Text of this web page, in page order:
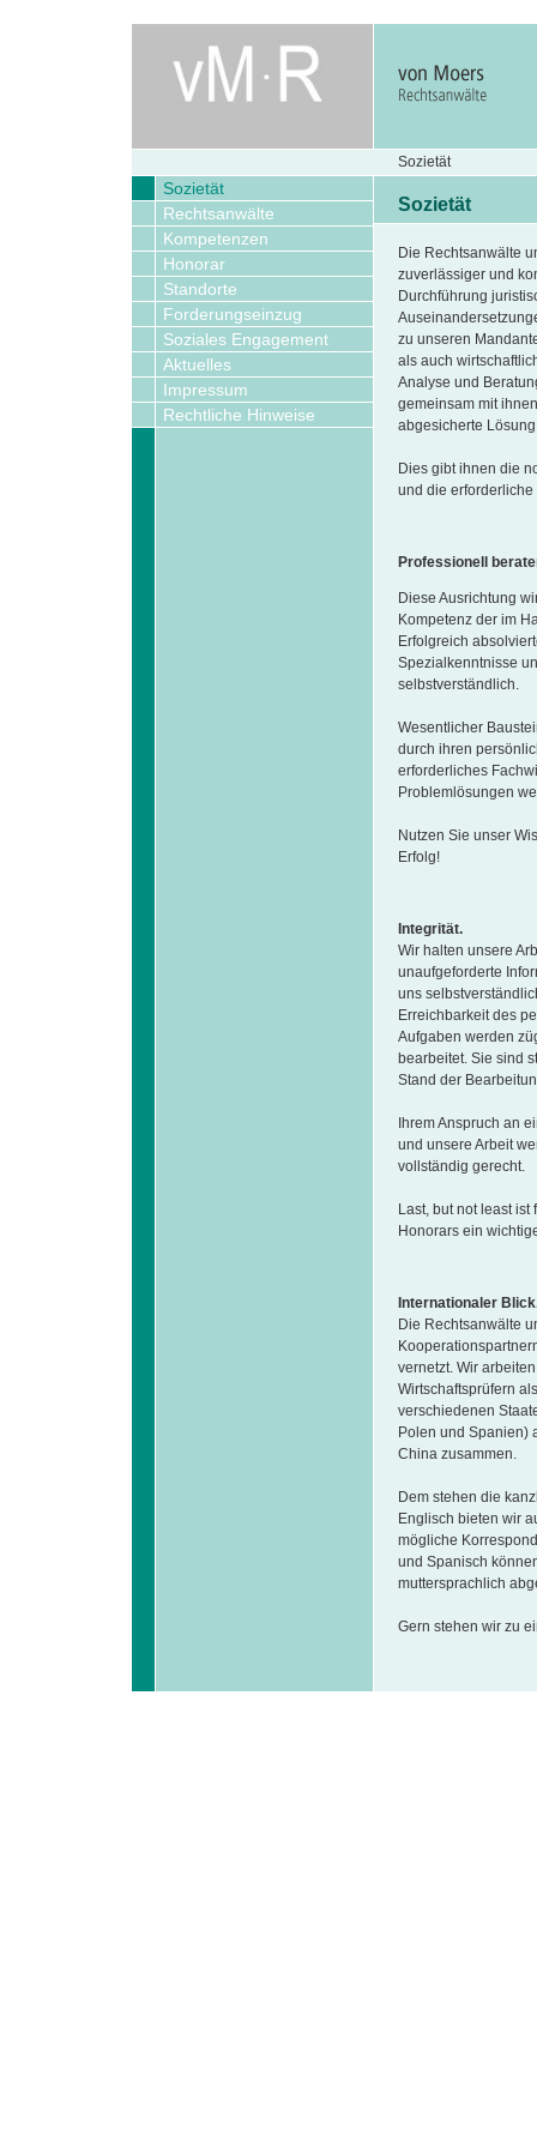
Sozietät
Sozietät
Rechtsanwälte
Kompetenzen
Honorar
Standorte
Forderungseinzug
Soziales Engagement
Aktuelles
Impressum
Rechtliche Hinweise
Sozietät
Die Rechtsanwälte
zuverlässiger und
Durchführung
zu unseren
als auch
Analyse und
gemeinsam mit
abgesicherte
Dies gibt ihnen die
und die
Professionell
Diese Ausrichtung
Kompetenz der im
Erfolgreich
Spezialkenntnisse
selbstverständlich.
Wesentlicher
durch ihren
erforderliches
Problemlösungen
Nutzen Sie unser
Erfolg!
Integrität.
Wir halten unsere
unaufgeforderte
uns
Erreichbarkeit des
Aufgaben werden
bearbeitet. Sie sind
Stand der
Ihrem Anspruch an
und unsere Arbeit
vollständig gerecht.
Last, but not least
Honorars ein
Internationaler
Die Rechtsanwälte
vernetzt. Wir
Wirtschaftsprüfern
verschiedenen
Polen und Spanien)
China zusammen.
Dem stehen die
Englisch bieten wir
mögliche
und Spanisch
muttersprachlich
Gern stehen wir zu